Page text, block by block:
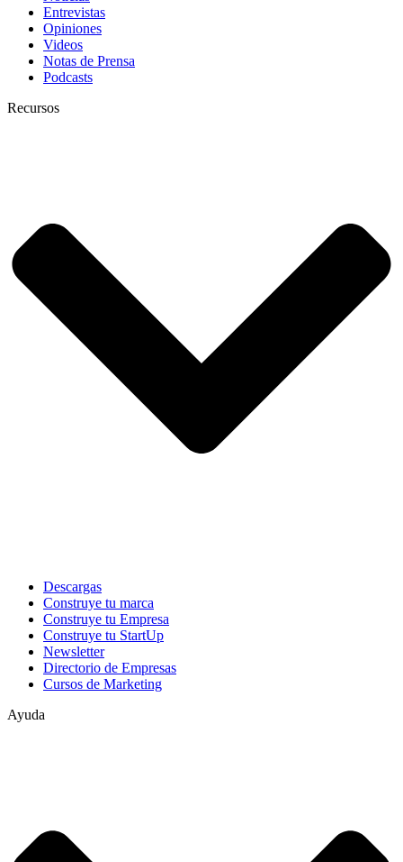
Entrevistas
Opiniones
Videos
Notas de Prensa
Podcasts
Recursos
Descargas
Construye tu marca
Construye tu Empresa
Construye tu StartUp
Newsletter
Directorio de Empresas
Cursos de Marketing
Ayuda